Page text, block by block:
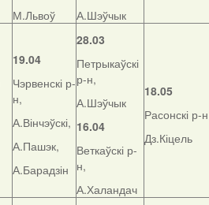
М.Львоў
А.Шэўчык
19.04
Чэрвенскі р-
н,
А.Вінчэўскі,
А.Пашэк,
А.Барадзін
28.03
Петрыкаўскі
р-н,
А.Шэўчык
16.04
Веткаўскі р-
н,
А.Халандач
18.05
Расонскі р-
Дз.Кіцель